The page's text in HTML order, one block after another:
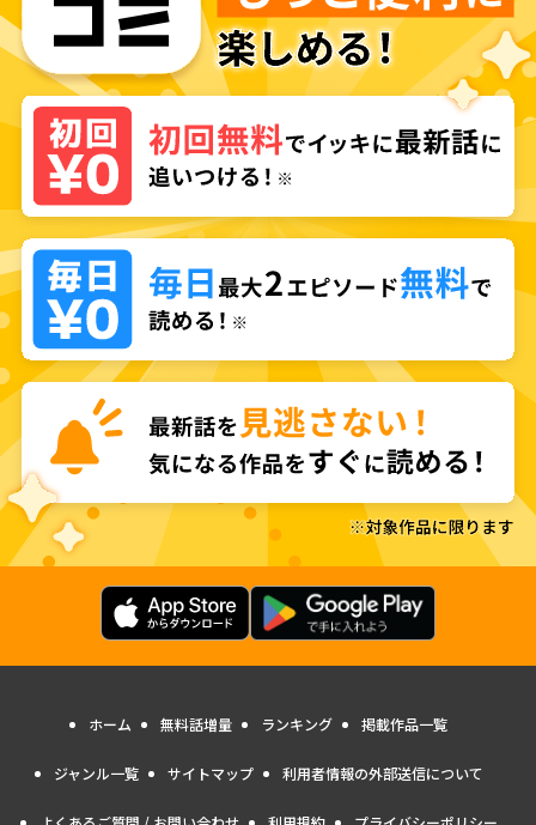
ホーム 無料話増量 ランキング 掲載作品一覧
ジャンル一覧 サイトマップ 利用者情報の外部送信について